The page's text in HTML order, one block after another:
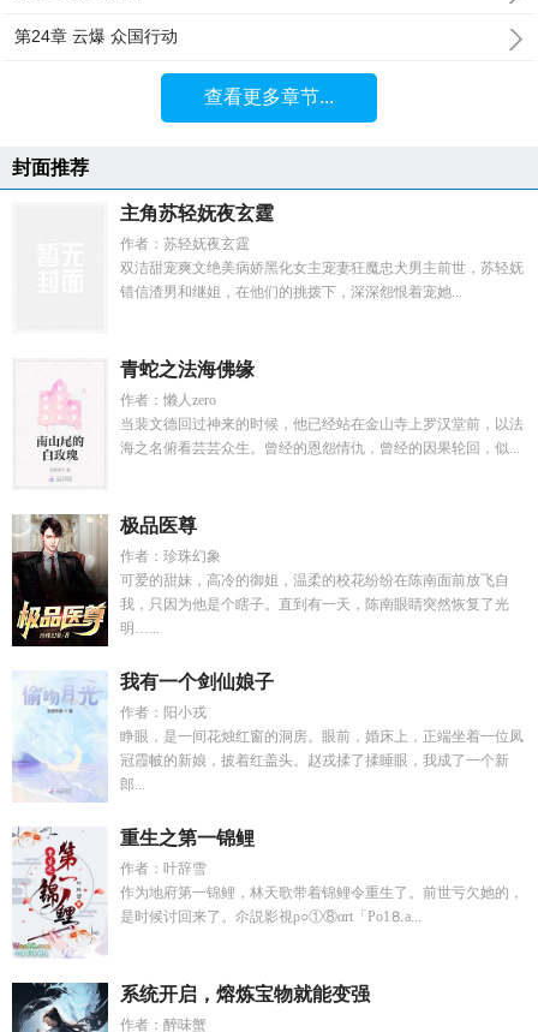
第24章 云爆 众国行动
查看更多章节...
封面推荐
主角苏轻妩夜玄霆
作者：苏轻妩夜玄霆
双洁甜宠爽文绝美病娇黑化女主宠妻狂魔忠犬男主前世，苏轻妩
错信渣男和继姐，在他们的挑拨下，深深怨恨着宠她...
青蛇之法海佛缘
作者：懒人zero
当裴文德回过神来的时候，他已经站在金山寺上罗汉堂前，以法
海之名俯看芸芸众生。曾经的恩怨情仇，曾经的因果轮回，似...
极品医尊
作者：珍珠幻象
可爱的甜妹，高冷的御姐，温柔的校花纷纷在陈南面前放飞自
我，只因为他是个瞎子。直到有一天，陈南眼睛突然恢复了光
明…...
我有一个剑仙娘子
作者：阳小戎
睁眼，是一间花烛红窗的洞房。眼前，婚床上，正端坐着一位凤
冠霞帔的新娘，披着红盖头。赵戎揉了揉睡眼，我成了一个新
郎...
重生之第一锦鲤
作者：叶辞雪
作为地府第一锦鲤，林天歌带着锦鲤令重生了。前世亏欠她的，
是时候讨回来了。尒説影視ρ○①⑧αrt「Рo1⒏а...
系统开启，熔炼宝物就能变强
作者：醉味蟹